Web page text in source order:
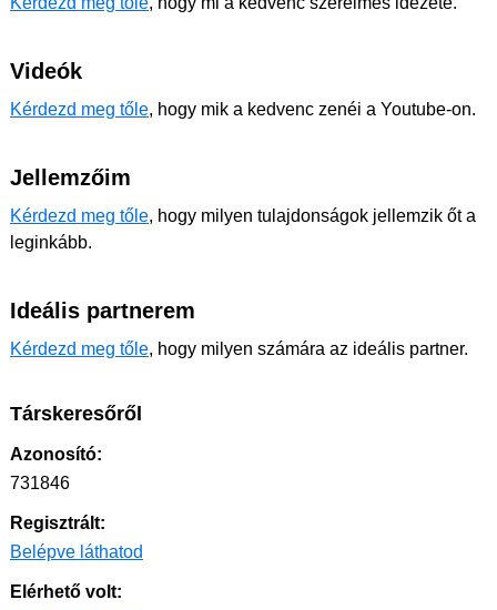
Videók
Kérdezd meg tőle, hogy mik a kedvenc zenéi a Youtube-on.
Jellemzőim
Kérdezd meg tőle, hogy milyen tulajdonságok jellemzik őt a
leginkább.
Ideális partnerem
Kérdezd meg tőle, hogy milyen számára az ideális partner.
Társkeresőről
Azonosító:
731846
Regisztrált:
Belépve láthatod
Elérhető volt: